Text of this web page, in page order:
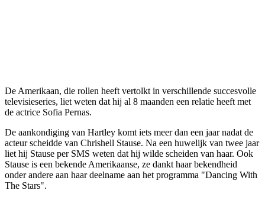
De Amerikaan, die rollen heeft vertolkt in verschillende succesvolle
televisieseries, liet weten dat hij al 8 maanden een relatie heeft met
de actrice Sofia Pernas.
De aankondiging van Hartley komt iets meer dan een jaar nadat de
acteur scheidde van Chrishell Stause. Na een huwelijk van twee jaar
liet hij Stause per SMS weten dat hij wilde scheiden van haar. Ook
Stause is een bekende Amerikaanse, ze dankt haar bekendheid
onder andere aan haar deelname aan het programma "Dancing With
The Stars".